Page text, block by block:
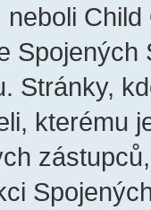
neboli
Spojených
Stránky,
kterému